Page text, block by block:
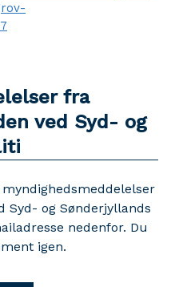
fra
ved Syd- og
Syd- og Sønderjyllands
nedenfor. Du
igen.